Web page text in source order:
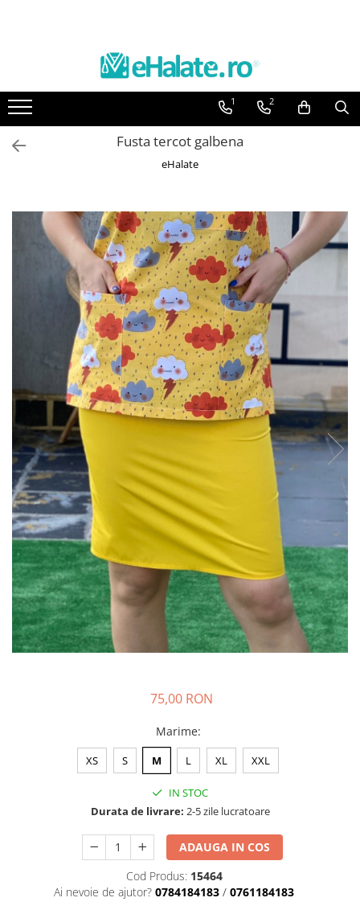
Toate Produsele
Bluze Unisex
Costume Unisex
Bluze Maria
Bluze medicale uni
Halate medicale
Halate Bianca
Halate medicale femei
Halate medicale barbati
Halate medicale P2 cu fluturas
Halate medicale cu nasturi
Halate medicale cu fermoar
Halate medicale polar - unisex
Halate medicale albe
Fuste, Sarafane
Sarafane Mira
Fuste medicale
Sarafane medicale
Veste, Jachete
Veste de lucru
Halate medicale polar - unisex
Sorturi restaurante
Tricouri de lucru
Saboti medicali
ACCESORII
1 2
Fusta tercot galbena
eHalate
75,00 RON
Marime:
XS S M L XL XXL
IN STOC
Durata de livrare: 2-5 zile lucratoare
ADAUGA IN COS
Cod Produs: 15464
Ai nevoie de ajutor? 0784184183 / 0761184183